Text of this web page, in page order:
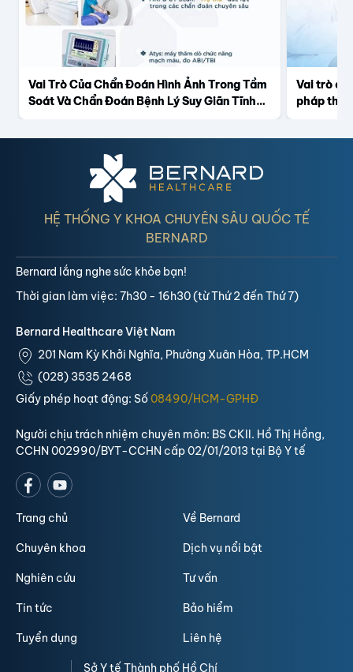
Vai Trò Của Chẩn Đoán Hình Ảnh Trong Tầm
Soát Và Chẩn Đoán Bệnh Lý Suy Giãn Tĩnh
Vai trò
pháp
HỆ THỐNG Y KHOA CHUYÊN SÂU QUỐC TẾ
BERNARD
Bernard Healthcare Việt Nam
201 Nam Kỳ Khởi Nghĩa, Phường Xuân Hòa, TP.HCM
(028) 3535 2468
Giấy phép hoạt động: Số08490/HCM-GPHĐ
Người chịu trách nhiệm chuyên môn: BS CKII. Hồ Thị Hồng,
CCHN 002990/BYT-CCHN cấp 02/01/2013 tại Bộ Y tế
Bernard lắng nghe sức khỏe bạn!
Thời gian làm việc: 7h30 - 16h30 (từ Thứ 2 đến Thứ 7)
Trang chủ Về Bernard
Chuyên khoa Dịch vụ nổi bật
Nghiên cứu Tư vấn
Tin tức Bảo hiểm
Tuyển dụng Liên hệ
Sở Y tế Thành phố Hồ Chí